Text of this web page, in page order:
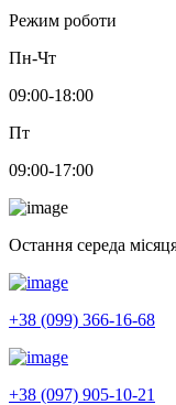
Режим роботи
Пн-Чт
09:00-18:00
Пт
09:00-17:00
Остання середа
+38 (099) 366-16-68
+38 (097) 905-10-21